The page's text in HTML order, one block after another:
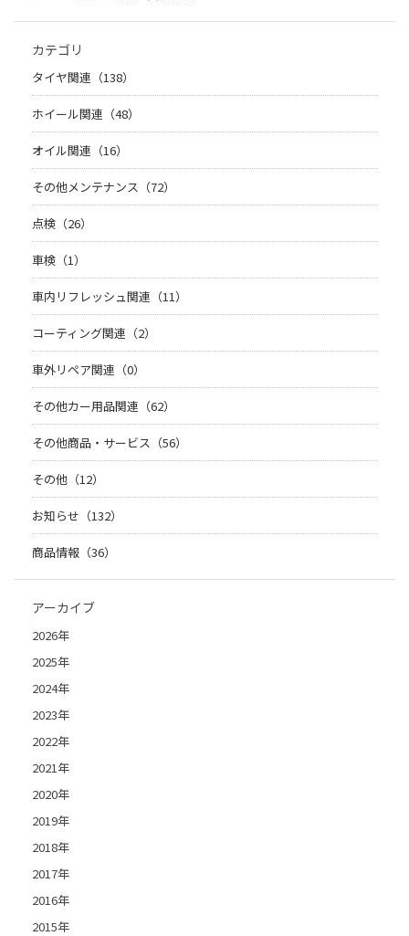
カテゴリ
タイヤ関連（138）
ホイール関連（48）
オイル関連（16）
その他メンテナンス（72）
点検（26）
車検（1）
車内リフレッシュ関連（11）
コーティング関連（2）
車外リペア関連（0）
その他カー用品関連（62）
その他商品・サービス（56）
その他（12）
お知らせ（132）
商品情報（36）
アーカイブ
2026年
2025年
2024年
2023年
2022年
2021年
2020年
2019年
2018年
2017年
2016年
2015年